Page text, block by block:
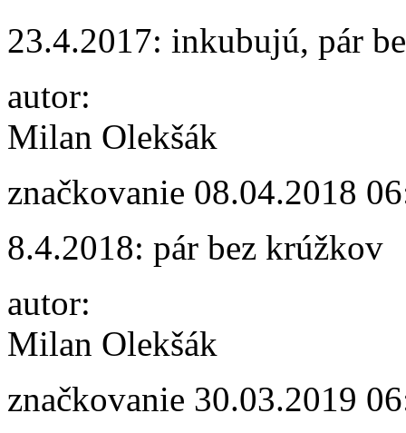
23.4.2017: inkubujú, pár
autor:
Milan Olekšák
značkovanie 08.04.2018
8.4.2018: pár bez krúžkov
autor:
Milan Olekšák
značkovanie 30.03.2019